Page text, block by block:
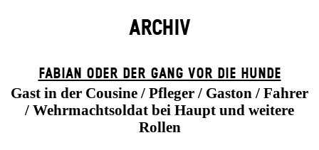
ARCHIV
FABIAN ODER DER GANG VOR DIE HUNDE
Gast in der Cousine / Pfleger / Gaston / Fahrer
/ Wehrmachtsoldat bei Haupt und weitere
Rollen